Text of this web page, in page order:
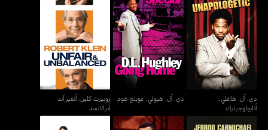
دي. أل. هاغلي:
أنابولوجيتيك
دي. أل. هاغلي:
أنابولوجيتيك
دي. أل. هيولي: غوينغ هوم
دي. أل. هيولي: غوينغ هوم
روبيرت كلين: أنفير آند
أنبالانسد
روبيرت كلين: أنفير آند
أنبالانسد